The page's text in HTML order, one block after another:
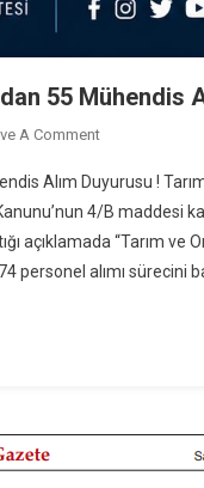
55 Mühendis
A CommentOn
Ve
Orman
Bakanlığından
55
Alım Duyurusu !
4/B
açıklamada “Tarım
personel alımı sürecini